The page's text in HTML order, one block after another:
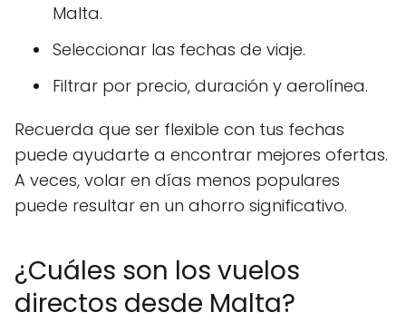
Malta.
Seleccionar las fechas de viaje.
Filtrar por precio, duración y aerolínea.
Recuerda que ser flexible con tus fechas
puede ayudarte a encontrar mejores ofertas.
A veces, volar en días menos populares
puede resultar en un ahorro significativo.
¿Cuáles son los vuelos
directos desde Malta?